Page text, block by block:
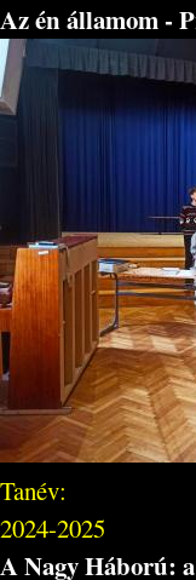
Az én államom -
Tanév:
2024-2025
A Nagy Háború: